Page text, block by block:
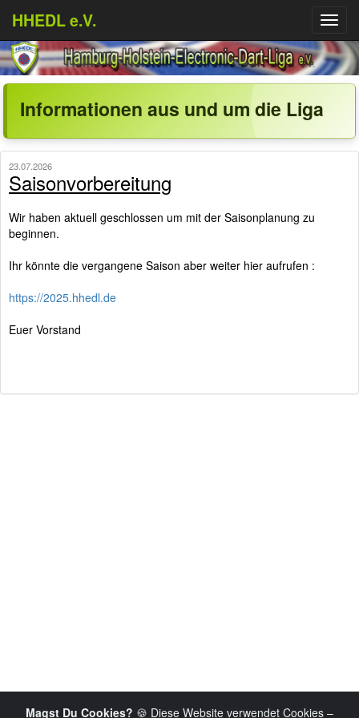
HHEDL e.V.
Menü
Informationen aus und um die Liga
23.07.2026
Saisonvorbereitung
Wir haben aktuell geschlossen um mit der Saisonplanung zu
beginnen.
Ihr könnte die vergangene Saison aber weiter hier aufrufen :
https://2025.hhedl.de
Euer Vorstand
Magst Du Cookies? 🍪 Diese Website verwendet Cookies –